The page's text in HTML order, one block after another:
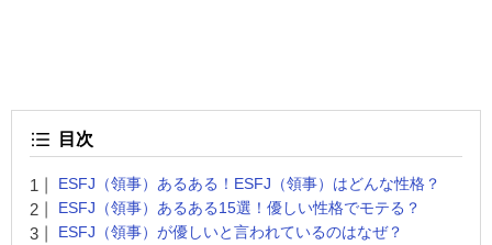
目次
ESFJ（領事）あるある！ESFJ（領事）はどんな性格？
ESFJ（領事）あるある15選！優しい性格でモテる？
ESFJ（領事）が優しいと言われているのはなぜ？